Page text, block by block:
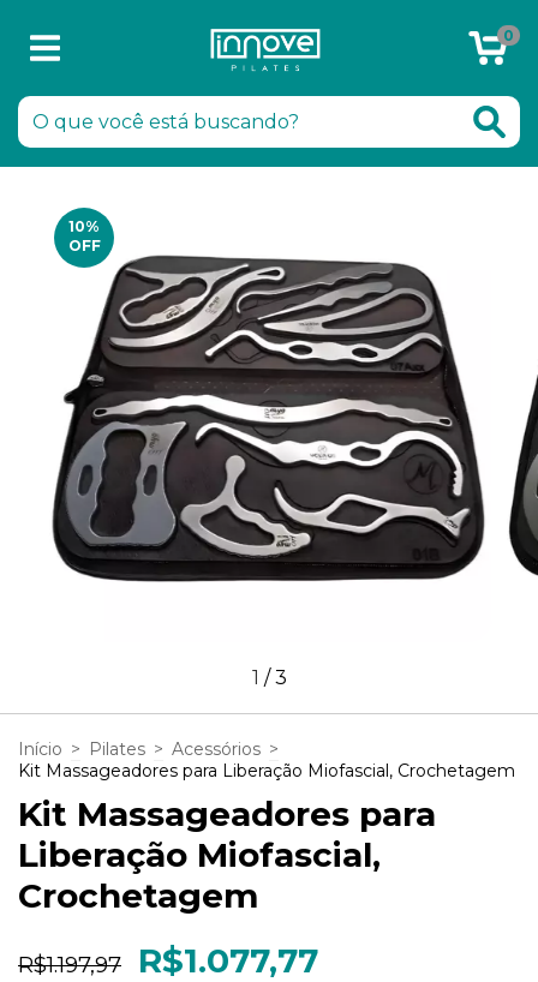
0
10%
OFF
1 /3
Início > Pilates > Acessórios >
Kit Massageadores para Liberação Miofascial, Crochetagem
Kit Massageadores para
Liberação Miofascial,
Crochetagem
R$1.197,97 R$1.077,77
Chamar no WhatsApp